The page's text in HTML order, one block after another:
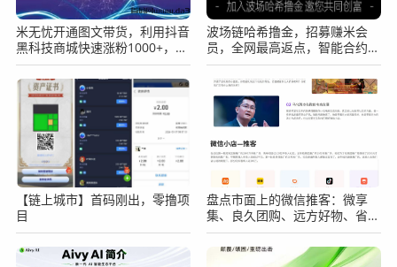
米无忧开通图文带货，利用抖音
黑科技商城快速涨粉1000+，单
日变现2W！
波场链哈希撸金，招募赚米会
员，全网最高返点，智能合约，
自动秒返！
【链上城市】首码刚出，零撸项
目
盘点市面上的微信推客：微享
集、良久团购、远方好物、省心
说、九鼎私域、中国优选几大平
台的分析